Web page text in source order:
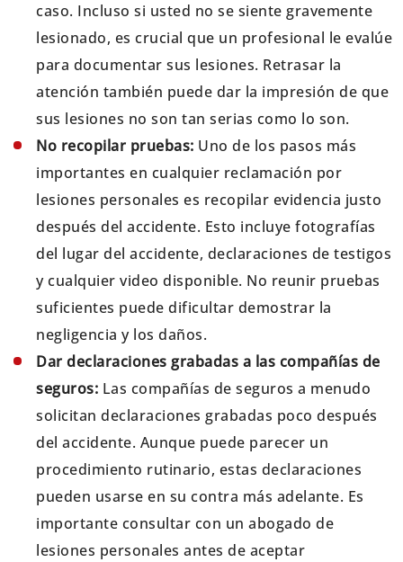
caso. Incluso si usted no se siente gravemente
lesionado, es crucial que un profesional le evalúe
para documentar sus lesiones. Retrasar la
atención también puede dar la impresión de que
sus lesiones no son tan serias como lo son.
No recopilar pruebas: Uno de los pasos más
importantes en cualquier reclamación por
lesiones personales es recopilar evidencia justo
después del accidente. Esto incluye fotografías
del lugar del accidente, declaraciones de testigos
y cualquier video disponible. No reunir pruebas
suficientes puede dificultar demostrar la
negligencia y los daños.
Dar declaraciones grabadas a las compañías de
seguros: Las compañías de seguros a menudo
solicitan declaraciones grabadas poco después
del accidente. Aunque puede parecer un
procedimiento rutinario, estas declaraciones
pueden usarse en su contra más adelante. Es
importante consultar con un abogado de
lesiones personales antes de aceptar